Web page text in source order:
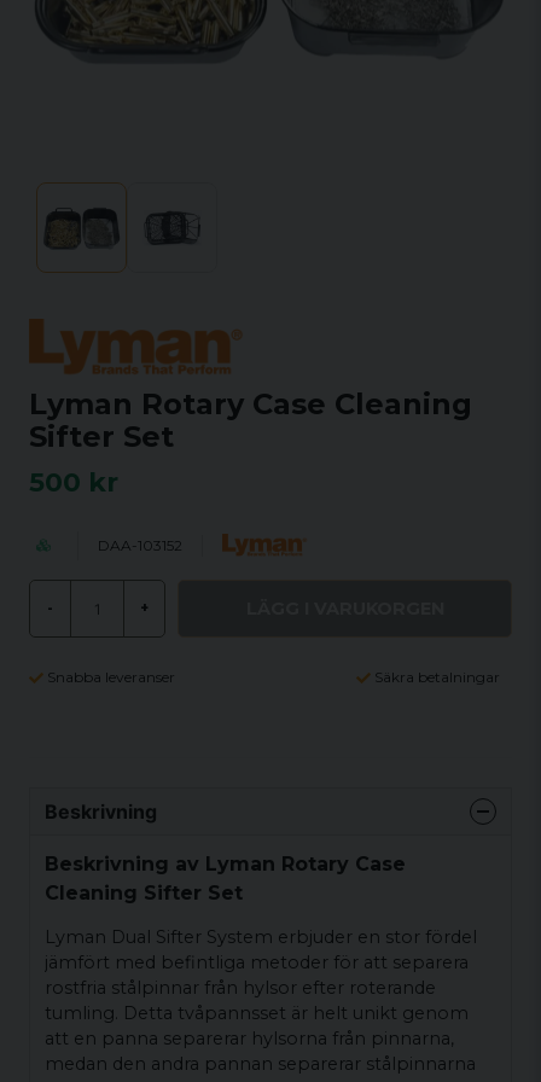
Lyman Rotary Case Cleaning
Sifter Set
500 kr
DAA-103152
- +
Snabba leveranser Säkra betalningar
Beskrivning
Beskrivning av Lyman Rotary Case
Cleaning Sifter Set
Lyman Dual Sifter System erbjuder en stor fördel
jämfört med befintliga metoder för att separera
rostfria stålpinnar från hylsor efter roterande
tumling. Detta tvåpannsset är helt unikt genom
att en panna separerar hylsorna från pinnarna,
medan den andra pannan separerar stålpinnarna